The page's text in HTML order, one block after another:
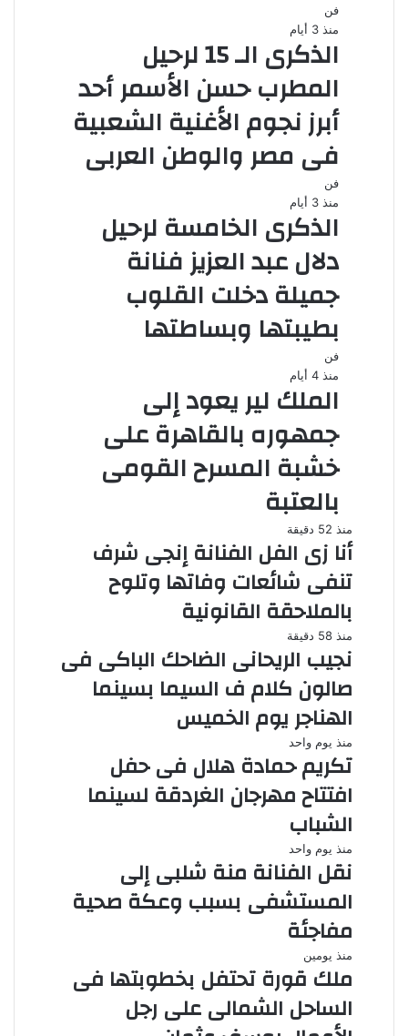
فن
منذ 3 أيام
الذكرى الـ 15 لرحيل
المطرب حسن الأسمر أحد
أبرز نجوم الأغنية الشعبية
فى مصر والوطن العربى
فن
منذ 3 أيام
الذكرى الخامسة لرحيل
دلال عبد العزيز فنانة
جميلة دخلت القلوب
بطيبتها وبساطتها
فن
منذ 4 أيام
الملك لير يعود إلى
جمهوره بالقاهرة على
خشبة المسرح القومى
بالعتبة
منذ 52 دقيقة
أنا زى الفل الفنانة إنجى شرف
تنفى شائعات وفاتها وتلوح
بالملاحقة القانونية
منذ 58 دقيقة
نجيب الريحانى الضاحك الباكى فى
صالون كلام ف السيما بسينما
الهناجر يوم الخميس
منذ يوم واحد
تكريم حمادة هلال فى حفل
افتتاح مهرجان الغردقة لسينما
الشباب
منذ يوم واحد
نقل الفنانة منة شلبى إلى
المستشفى بسبب وعكة صحية
مفاجئة
منذ يومين
ملك قورة تحتفل بخطوبتها فى
الساحل الشمالى على رجل